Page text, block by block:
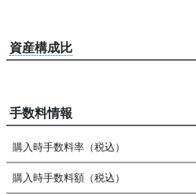
資産構成比
手数料情報
購入時手数料率（税込）
購入時手数料額（税込）